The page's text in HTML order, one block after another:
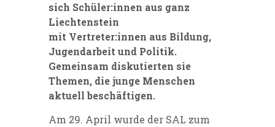
sich Schüler:innen aus ganz
Liechtenstein
mit Vertreter:innen aus Bildung,
Jugendarbeit und Politik.
Gemeinsam diskutierten sie
Themen, die junge Menschen
aktuell beschäftigen.
Am 29. April wurde der SAL zum